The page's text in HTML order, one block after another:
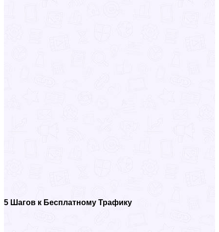
5 Шагов к Бесплатному Трафику